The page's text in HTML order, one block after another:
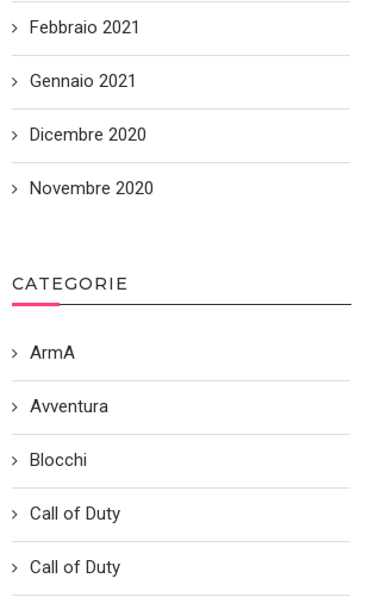
Febbraio 2021
Gennaio 2021
Dicembre 2020
Novembre 2020
CATEGORIE
ArmA
Avventura
Blocchi
Call of Duty
Call of Duty